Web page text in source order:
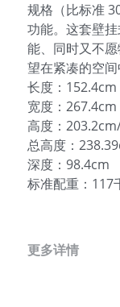
规格（比标准
功能。这套壁
能、同时又不
望在紧凑的空间
长度：152.4cm
宽度：267.4cm
高度：
总高度：
深度：98.4cm
标准配重：117
更多详情